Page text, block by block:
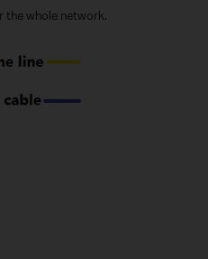
the whole network.